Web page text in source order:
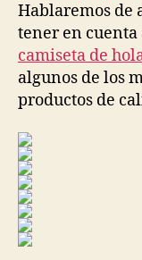
Hablaremos de
tener en cuenta
camiseta de
algunos de los
productos de